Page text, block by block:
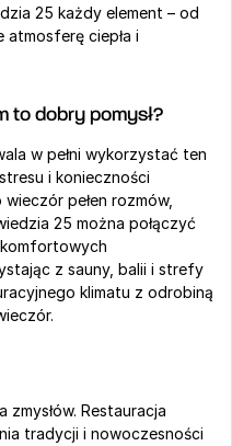
25 każdy element – od
atmosferę ciepła i
to dobry pomysł?
w pełni wykorzystać ten
i konieczności
pełen rozmów,
25 można połączyć
z sauny, balii i strefy
klimatu z odrobiną
tradycji i nowoczesności